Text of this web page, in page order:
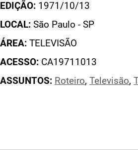
EDIÇÃO: 1971/10/13
LOCAL: São Paulo - SP
ÁREA: TELEVISÃO
ACESSO: CA19711013
ASSUNTOS: Roteiro, Televisão,